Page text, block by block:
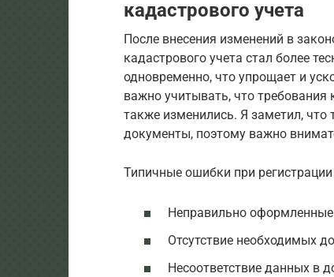
кадастрового учета
После внесения изменений в
кадастрового учета стал более
одновременно, что упрощает и
важно учитывать, что
также изменились. Я заметил, что
документы, поэтому важно
Типичные ошибки при
Неправильно
Отсутствие необходимых
Несоответствие данных в